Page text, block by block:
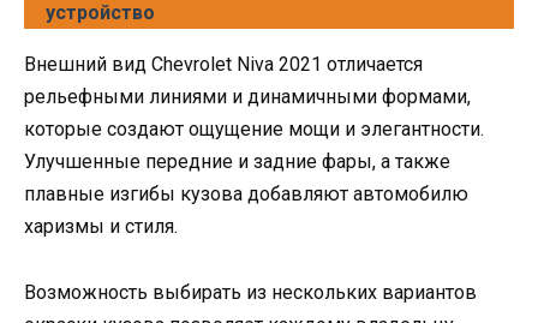
устройство
Внешний вид Chevrolet Niva 2021 отличается
рельефными линиями и динамичными формами,
которые создают ощущение мощи и элегантности.
Улучшенные передние и задние фары, а также
плавные изгибы кузова добавляют автомобилю
харизмы и стиля.
Возможность выбирать из нескольких вариантов